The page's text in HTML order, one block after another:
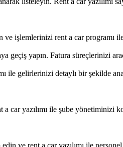
ve işlemlerinizi rent a car programı
geçiş yapın. Fatura süreçlerinizi
ile gelirlerinizi detaylı bir şekilde
car yazılımı ile şube yönetiminizi